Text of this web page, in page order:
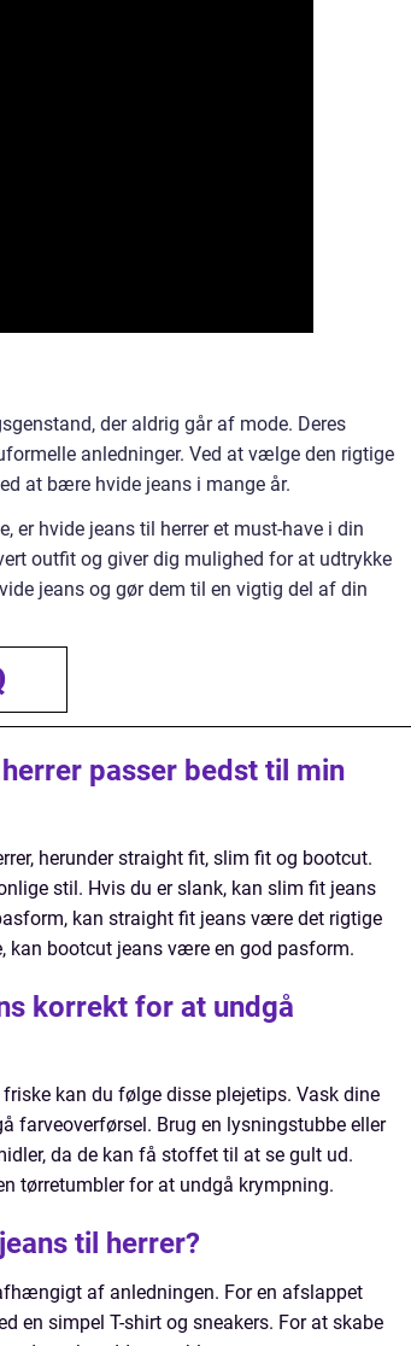
der aldrig går af mode. Deres
anledninger. Ved at vælge den rigtige
at bære hvide jeans i mange år.
er hvide jeans til herrer et must-have i din
outfit og giver dig mulighed for at udtrykke
jeans og gør dem til en vigtig del af din
passer bedst til min
herunder straight fit, slim fit og bootcut.
stil. Hvis du er slank, kan slim fit jeans
kan straight fit jeans være det rigtige
kan bootcut jeans være en god pasform.
korrekt for at undgå
kan du følge disse plejetips. Vask dine
farveoverførsel. Brug en lysningstubbe eller
da de kan få stoffet til at se gult ud.
tørretumbler for at undgå krympning.
til herrer?
af anledningen. For en afslappet
en simpel T-shirt og sneakers. For at skabe